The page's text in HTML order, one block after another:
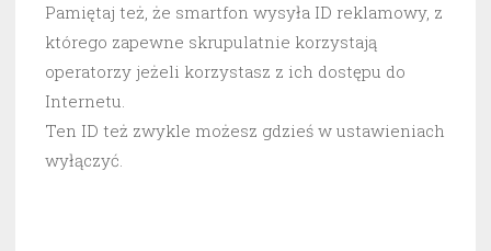
Pamiętaj też, że smartfon wysyła ID reklamowy, z
którego zapewne skrupulatnie korzystają
operatorzy jeżeli korzystasz z ich dostępu do
Internetu.
Ten ID też zwykle możesz gdzieś w ustawieniach
wyłączyć.